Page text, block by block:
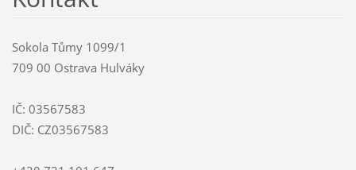
Sokola Tůmy 1099/1
709 00 Ostrava Hulváky
IČ: 03567583
DIČ: CZ03567583